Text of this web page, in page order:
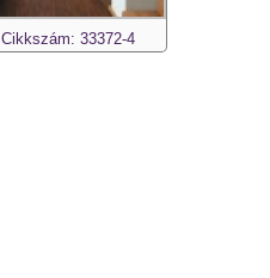
Cikkszám: 33372-4